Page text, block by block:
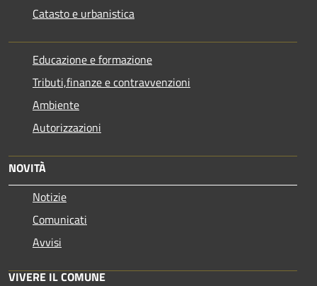
Catasto e urbanistica
Educazione e formazione
Tributi,finanze e contravvenzioni
Ambiente
Autorizzazioni
NOVITÀ
Notizie
Comunicati
Avvisi
VIVERE IL COMUNE